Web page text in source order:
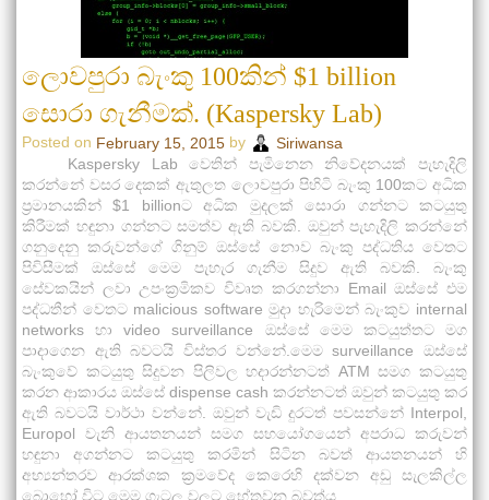
ලොවපුරා බැංකු 100කින් $1 billion
සොරා ගැනීමක්. (Kaspersky Lab)
Posted on February 15, 2015 by
Siriwansa
Kaspersky Lab වෙතින් පැමිනෙන නිවේදනයක් පැහැදිලි
කරන්නේ වසර දෙකක් ඇතුලත ලොවපුරා පිහිටි බැංකු 100කට අධික
ප්‍රමානයකින් $1 billionට අධික මුදලක් සොරා ගන්නට කටයුතු
කිරීමක් හඳුනා ගන්නට සමත්ව ඇති බවකි. ඔවුන් පැහැදිලි කරන්නේ
ගනුදෙනු කරුවන්ගේ ගිනුම් ඔස්සේ නොව බැංකු පද්ධතිය වෙතට
පිවිසීමක් ඔස්සේ මෙම පැහැර ගැනීම සිදුව ඇති බවකි. බැංකු
සේවකයින් ලවා උපංක්‍රමිකව විවෘත කරගන්නා Email ඔස්සේ එම
පද්ධතීන් වෙතට malicious software මුදා හැරිමෙන් බැංකුව internal
networks හා video surveillance ඔස්සේ මෙම කටයුත්තට මග
පාදාගෙන ඇති බවටයි විස්තර වන්නේ.මෙම surveillance ඔස්සේ
බැංකුවේ කටයුතු සිදුවන පිලිවල හදාරන්නටත් ATM සමග කටයුතු
කරන ආකාරය ඔස්සේ dispense cash කරන්නටත් ඔවුන් කටයුතු කර
ඇති බවටයි වාර්ථා වන්නේ. ඔවුන් වැඩි දුරටත් පවසන්නේ Interpol,
Europol වැනි ආයතනයන් සමග සහයෝගයෙන් අපරාධ කරුවන්
හඳුනා අගන්නට කටයුතු කරමින් සිටින බවත් ආයතනයන් හි
අභ්‍යන්තරව ආරක්ශක ක්‍රමවේද කෙරෙහි දක්වන අඩු සැලකිල්ල
බොහෝ විට මෙම ගැටලු වලට හේතුවන බවත්ය.